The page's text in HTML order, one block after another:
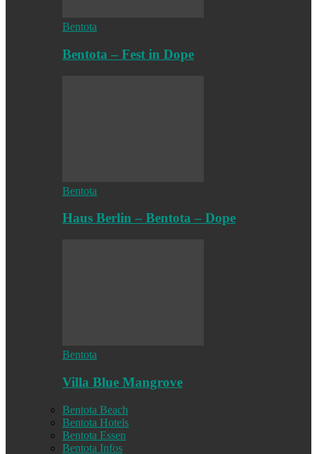
Bentota
Bentota – Fest in Dope
Bentota
Haus Berlin – Bentota – Dope
Bentota
Villa Blue Mangrove
Bentota Beach
Bentota Hotels
Bentota Essen
Bentota Infos